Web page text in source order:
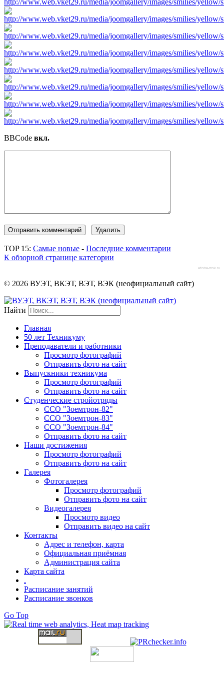
BBCode вкл.
TOP 15: Самые новые - Последние комментарии
К обзорной странице категории
afisha-msk.ru
© 2026 ВУЭТ, ВКЭТ, ВЭТ, ВЭК (неофициальный сайт)
Найти
Главная
50 лет Техникуму
Преподаватели и работники
Просмотр фотографий
Отправить фото на сайт
Выпускники техникума
Просмотр фотографий
Отправить фото на сайт
Студенческие стройотряды
ССО "Зоемтрон-82"
ССО "Зоемтрон-83"
ССО "Зоемтрон-84"
Отправить фото на сайт
Наши достижения
Просмотр фотографий
Отправить фото на сайт
Галерея
Фотогалерея
Просмотр фотографий
Отправить фото на сайт
Видеогалерея
Просмотр видео
Отправить видео на сайт
Контакты
Адрес и телефон, карта
Официальная приёмная
Администрация сайта
Карта сайта
.
Расписание занятий
Расписание звонков
Go Top